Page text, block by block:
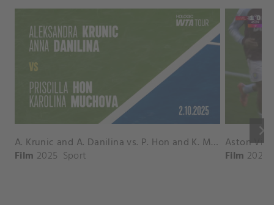
keyboard_arrow_right
A. Krunic and A. Danilina vs. P. Hon and K. Muchova Match Highlights - BEIJING_Capital Group Diamond ( October 02, 2025)
Film 2025 Sport Film 2026